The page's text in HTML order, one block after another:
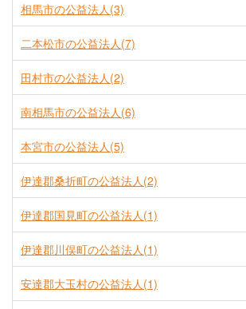
相馬市の公益法人(3)
二本松市の公益法人(7)
田村市の公益法人(2)
南相馬市の公益法人(6)
本宮市の公益法人(5)
伊達郡桑折町の公益法人(2)
伊達郡国見町の公益法人(1)
伊達郡川俣町の公益法人(1)
安達郡大玉村の公益法人(1)